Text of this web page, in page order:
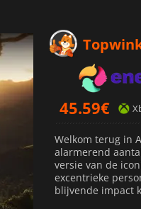
45.59€
Welkom terug in
alarmerend
versie van de
excentrieke
blijvende impact